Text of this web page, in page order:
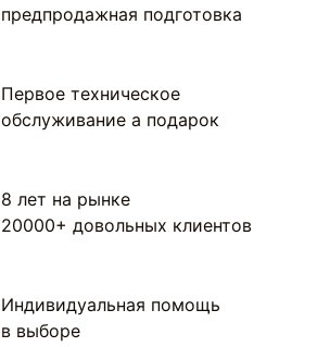
предпродажная подготовка
Первое техническое
обслуживание а подарок
8 лет на рынке
20000+ довольных клиентов
Индивидуальная помощь
в выборе